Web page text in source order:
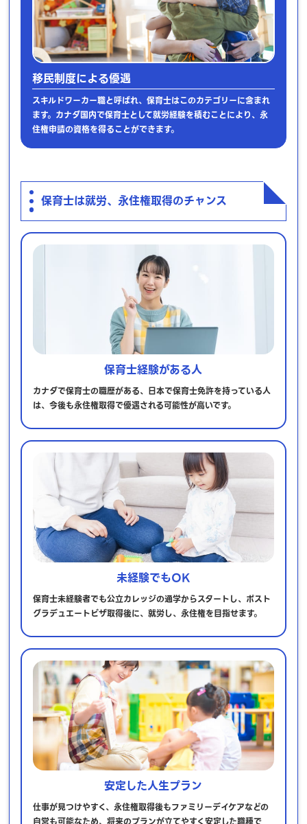
移民制度による優遇
スキルドワーカー職と呼ばれ、保育士はこのカテゴリーに含まれ
ます。カナダ国内で保育士として就労経験を積むことにより、永
住権申請の資格を得ることができます。
保育士は就労、永住権取得のチャンス
保育士経験がある人
カナダで保育士の職歴がある、日本で保育士免許を持っている人
は、今後も永住権取得で優遇される可能性が高いです。
未経験でもOK
保育士未経験者でも公立カレッジの通学からスタートし、ポスト
グラデュエートビザ取得後に、就労し、永住権を目指せます。
安定した人生プラン
仕事が見つけやすく、永住権取得後もファミリーデイケアなどの